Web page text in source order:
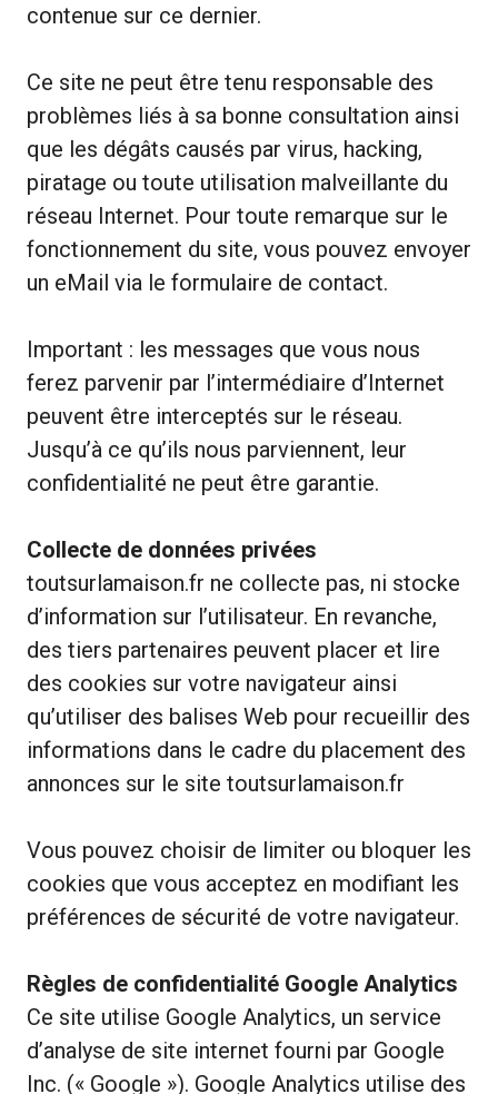
contenue sur ce dernier.
Ce site ne peut être tenu responsable des
problèmes liés à sa bonne consultation ainsi
que les dégâts causés par virus, hacking,
piratage ou toute utilisation malveillante du
réseau Internet. Pour toute remarque sur le
fonctionnement du site, vous pouvez envoyer
un eMail via le formulaire de contact.
Important : les messages que vous nous
ferez parvenir par l’intermédiaire d’Internet
peuvent être interceptés sur le réseau.
Jusqu’à ce qu’ils nous parviennent, leur
confidentialité ne peut être garantie.
Collecte de données privées
toutsurlamaison.fr ne collecte pas, ni stocke
d’information sur l’utilisateur. En revanche,
des tiers partenaires peuvent placer et lire
des cookies sur votre navigateur ainsi
qu’utiliser des balises Web pour recueillir des
informations dans le cadre du placement des
annonces sur le site toutsurlamaison.fr
Vous pouvez choisir de limiter ou bloquer les
cookies que vous acceptez en modifiant les
préférences de sécurité de votre navigateur.
Règles de confidentialité Google Analytics
Ce site utilise Google Analytics, un service
d’analyse de site internet fourni par Google
Inc. (« Google »). Google Analytics utilise des